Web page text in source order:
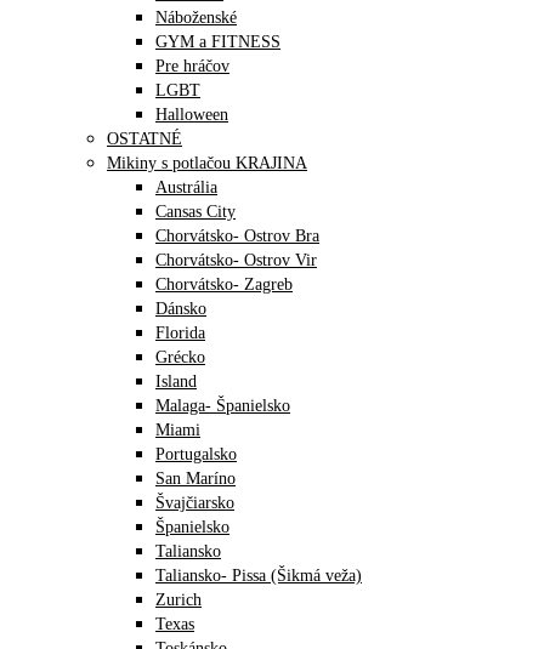
Náboženské
GYM a FITNESS
Pre hráčov
LGBT
Halloween
OSTATNÉ
Mikiny s potlačou KRAJINA
Austrália
Cansas City
Chorvátsko- Ostrov Bra
Chorvátsko- Ostrov Vir
Chorvátsko- Zagreb
Dánsko
Florida
Grécko
Island
Malaga- Španielsko
Miami
Portugalsko
San Maríno
Švajčiarsko
Španielsko
Taliansko
Taliansko- Pissa (Šikmá veža)
Zurich
Texas